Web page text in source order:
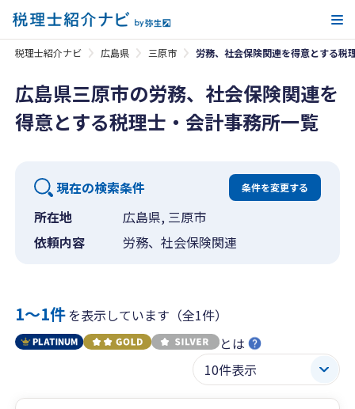
税理士紹介ナビ 広島県 三原市 労務、社会保険関連を得意とする税
広島県三原市の労務、社会保険関連を
得意とする税理士・会計事務所一覧
現在の検索条件 条件を変更する
所在地
広島県, 三原市
依頼内容
労務、社会保険関連
1〜1件を表示しています（全1件）
とは